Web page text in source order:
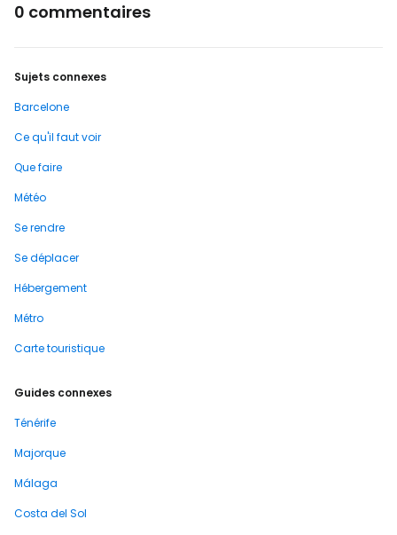
0 commentaires
Sujets connexes
Barcelone
Ce qu'il faut voir
Que faire
Météo
Se rendre
Se déplacer
Hébergement
Métro
Carte touristique
Guides connexes
Ténérife
Majorque
Málaga
Costa del Sol